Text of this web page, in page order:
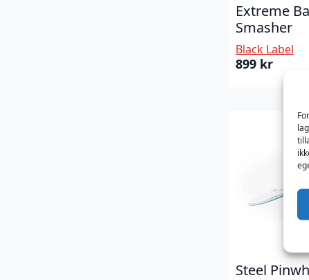
Extreme
Smasher
Black Label
899 kr
Steel